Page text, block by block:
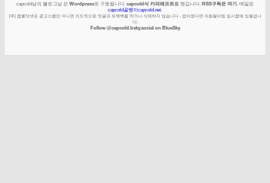
capcold님의 블로그님 은 Wordpress로 구동됩니다. capcold식 카피레프트를 챙깁니다. RSS구독은 여기. 메일은
capcold골뱅이capcold.net.
[주] 캡콜닷넷은 광고스팸만 아니면 의도적으로 덧글과 트랙백을 막거나 삭제하지 않습니다 - 없어졌다면 자동필터링 임시함에 있을겁니
다.
Follow @capcold.bsky.social on BlueSky